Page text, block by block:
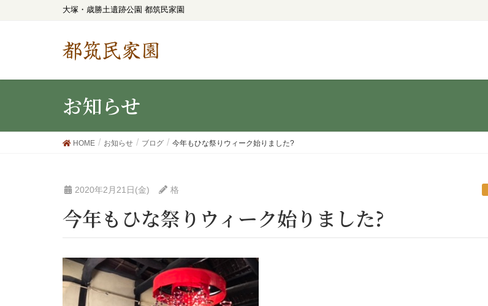
大塚・歳勝土遺跡公園 都筑民家園
都筑民家園
お知らせ
HOME お知らせ ブログ 今年もひな祭りウィーク始りました?
2020年2月21日(金) 格
今年もひな祭りウィーク始りました?